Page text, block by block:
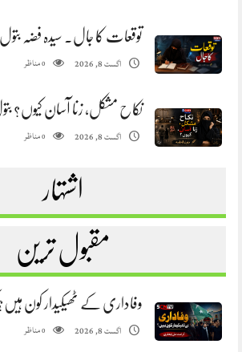
توقعات کا جال. سیدہ فضہ بتول
اگست 8, 2026 0مناظر
نکاح مشکل، زنا آسان کیوں؟
اگست 8, 2026 0مناظر
اشتہار
مقبول ترین
وفاداری کے ٹھیکیدار کون
اگست 8, 2026 0مناظر